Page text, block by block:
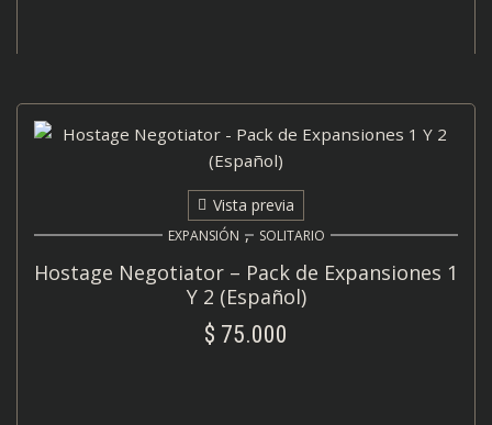
Vista previa
EXPANSIÓN , SOLITARIO
Hostage Negotiator – Pack de Expansiones 1
Y 2 (Español)
$ 75.000